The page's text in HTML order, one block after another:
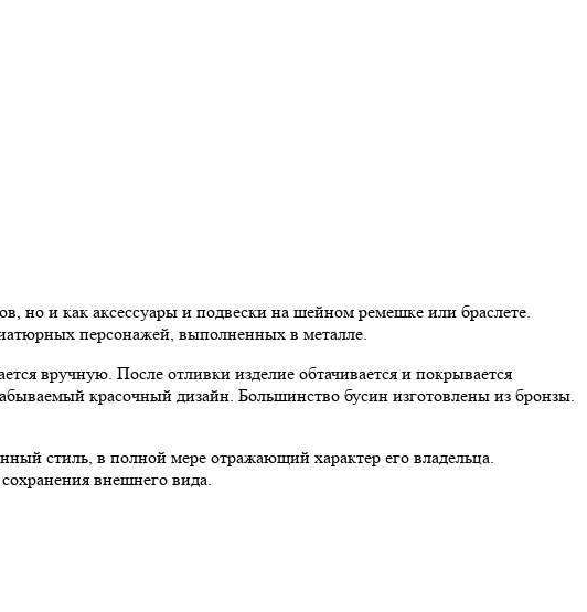
но и как аксессуары и подвески на шейном ремешке или браслете.
персонажей, выполненных в металле.
вручную. После отливки изделие обтачивается и покрывается
красочный дизайн. Большинство бусин изготовлены из бронзы.
стиль, в полной мере отражающий характер его владельца.
внешнего вида.